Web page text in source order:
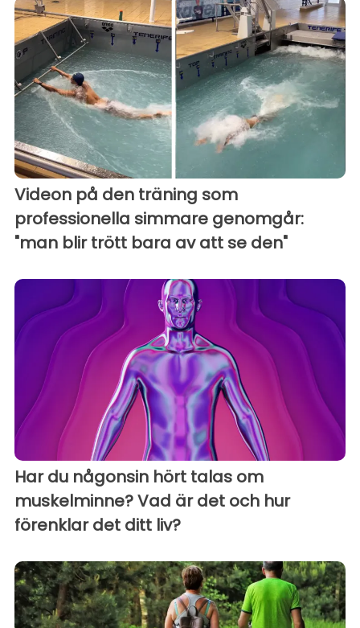
Videon på den träning som
professionella simmare genomgår:
"man blir trött bara av att se den"
Har du någonsin hört talas om
muskelminne? Vad är det och hur
förenklar det ditt liv?